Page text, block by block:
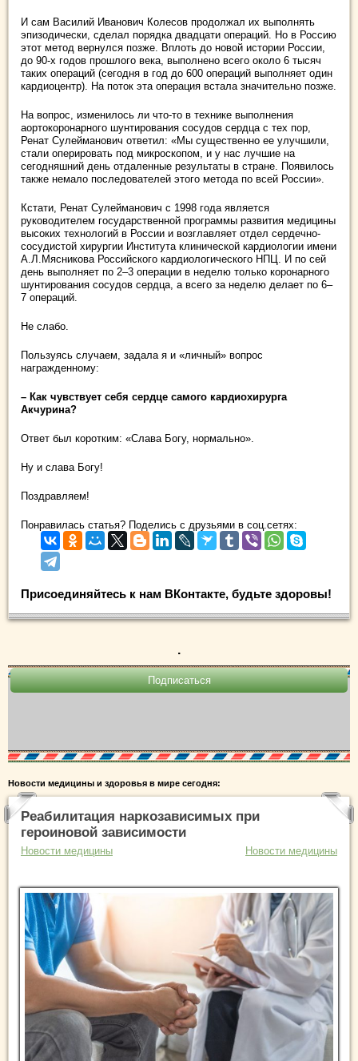
И сам Василий Иванович Колесов продолжал их выполнять
эпизодически, сделал порядка двадцати операций. Но в Россию
этот метод вернулся позже. Вплоть до новой истории России,
до 90-х годов прошлого века, выполнено всего около 6 тысяч
таких операций (сегодня в год до 600 операций выполняет один
кардиоцентр). На поток эта операция встала значительно позже.
На вопрос, изменилось ли что-то в технике выполнения
аортокоронарного шунтирования сосудов сердца с тех пор,
Ренат Сулейманович ответил: «Мы существенно ее улучшили,
стали оперировать под микроскопом, и у нас лучшие на
сегодняшний день отдаленные результаты в стране. Появилось
также немало последователей этого метода по всей России».
Кстати, Ренат Сулейманович с 1998 года является
руководителем государственной программы развития медицины
высоких технологий в России и возглавляет отдел сердечно-
сосудистой хирургии Института клинической кардиологии имени
А.Л.Мясникова Российского кардиологического НПЦ. И по сей
день выполняет по 2–3 операции в неделю только коронарного
шунтирования сосудов сердца, а всего за неделю делает по 6–
7 операций.
Не слабо.
Пользуясь случаем, задала я и «личный» вопрос
награжденному:
– Как чувствует себя сердце самого кардиохирурга
Акчурина?
Ответ был коротким: «Слава Богу, нормально».
Ну и слава Богу!
Поздравляем!
Понравилась статья? Поделись с друзьями в соц.сетях:
Присоединяйтесь к нам ВКонтакте, будьте здоровы!
.
Новости медицины и здоровья в мире сегодня:
Реабилитация наркозависимых при
героиновой зависимости
Новости медицины Новости медицины